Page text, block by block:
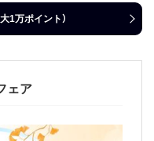
1万ポイント）
ェア